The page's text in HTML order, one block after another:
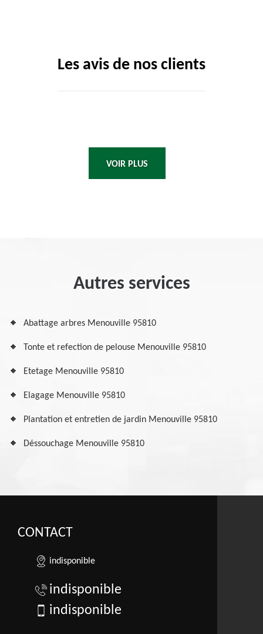
Les avis de nos clients
VOIR PLUS
Autres services
Abattage arbres Menouville 95810
Tonte et refection de pelouse Menouville 95810
Etetage Menouville 95810
Elagage Menouville 95810
Plantation et entretien de jardin Menouville 95810
Déssouchage Menouville 95810
CONTACT
indisponible
indisponible
indisponible